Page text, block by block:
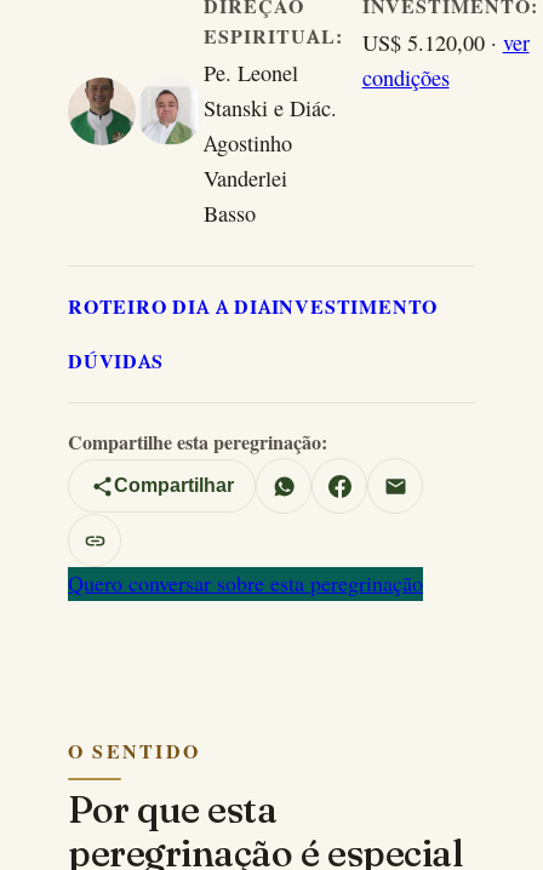
DIREÇÃO
ESPIRITUAL:
Pe. Leonel
Stanski e Diác.
Agostinho
Vanderlei
Basso
INVESTIMENTO:
US$ 5.120,00 · ver
condições
ROTEIRO DIA A DIAINVESTIMENTO
DÚVIDAS
Compartilhe esta peregrinação:
Compartilhar
Quero conversar sobre esta peregrinação
O SENTIDO
Por que esta
peregrinação é especial